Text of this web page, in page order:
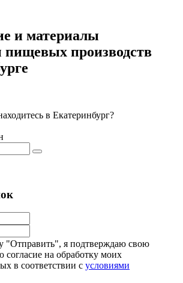
и материалы
пищевых производств
в Екатеринбург?
"Отправить", я подтверждаю свою
согласие на обработку моих
в соответствии с условиями